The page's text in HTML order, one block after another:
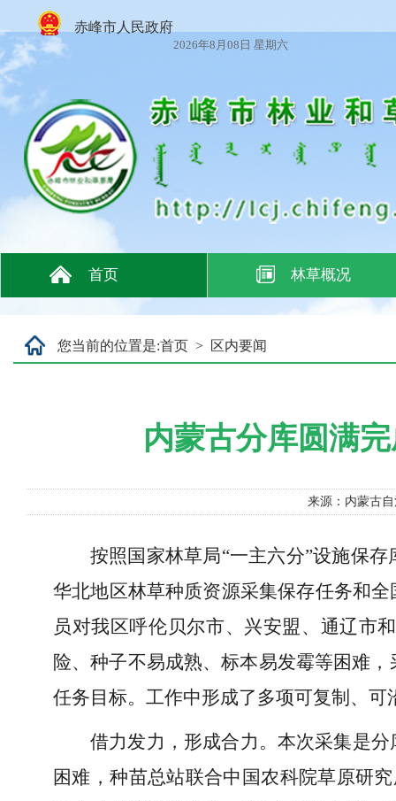
赤峰市人民政府
2026年8月08日 星期六
首页 林草概况
您当前的位置是:首页 > 区内要闻
内蒙古分库圆满
来源：内蒙古
按照国家林草局“一主六分”设施保
华北地区林草种质资源采集保存任务和
员对我区呼伦贝尔市、兴安盟、通辽市
险、种子不易成熟、标本易发霉等困难
任务目标。工作中形成了多项可复制、
借力发力，形成合力。本次采集是
困难，种苗总站联合中国农科院草原研